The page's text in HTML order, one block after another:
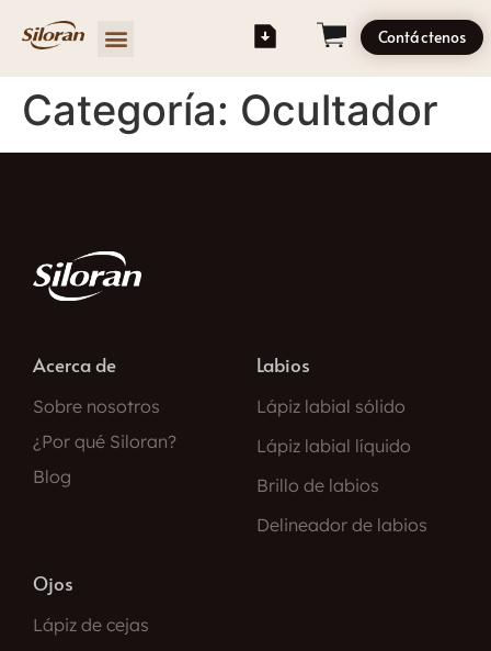
Contáctenos
Categoría: Ocultador
Acerca de
Sobre nosotros
¿Por qué Siloran?
Blog
Labios
Lápiz labial sólido
Lápiz labial líquido
Brillo de labios
Delineador de labios
Ojos
Lápiz de cejas